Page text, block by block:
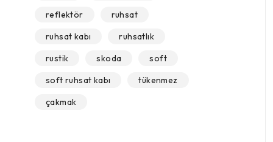
reflektör
ruhsat
ruhsat kabı
ruhsatlık
rustik
skoda
soft
soft ruhsat kabı
tükenmez
çakmak